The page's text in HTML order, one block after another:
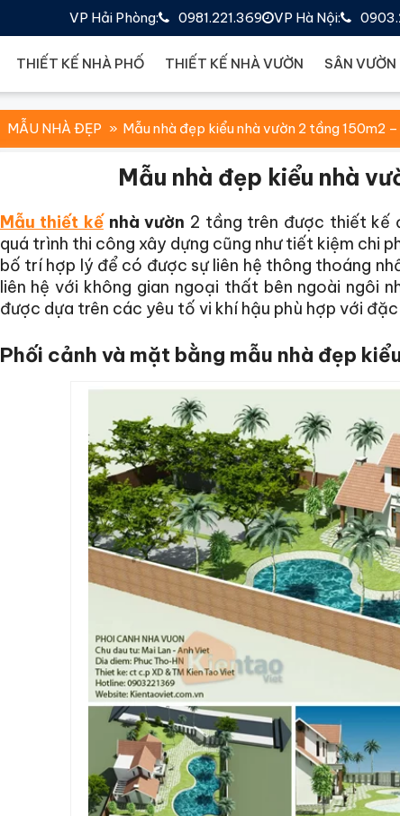
VP Hà Nội:
VP Hải Phòng: 0981.221.369
THIẾT KẾ NHÀ PHỐ THIẾT KẾ NHÀ VƯỜN SÂN
MẪU NHÀ ĐẸP Mẫu nhà đẹp kiểu nhà vườn 2 tầng 150m2
Mẫu nhà đẹp kiểu nhà
Mẫu thiết kếnhà vườn 2 tầng trên được thiết kế
quá trình thi công xây dựng cũng như tiết kiệm chi
bố trí hợp lý để có được sự liên hệ thông thoáng
liên hệ với không gian ngoại thất bên ngoài ngôi
được dựa trên các yêu tố vi khí hậu phù hợp với
Phối cảnh và mặt bằng mẫu nhà đẹp